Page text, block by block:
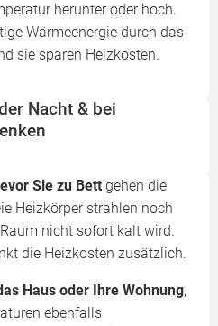
herunter oder hoch.
Wärmeenergie durch das
sie sparen Heizkosten.
Nacht & bei
Sie zu Bett gehen die
Heizkörper strahlen noch
nicht sofort kalt wird.
die Heizkosten zusätzlich.
Haus oder Ihre Wohnung,
ebenfalls